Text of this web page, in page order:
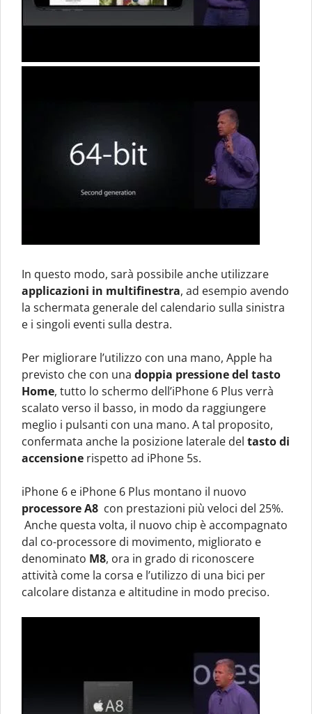
In questo modo, sarà possibile anche utilizzare
applicazioni in multifinestra, ad esempio avendo
la schermata generale del calendario sulla sinistra
e i singoli eventi sulla destra.
Per migliorare l’utilizzo con una mano, Apple ha
previsto che con una doppia pressione del tasto
Home, tutto lo schermo dell’iPhone 6 Plus verrà
scalato verso il basso, in modo da raggiungere
meglio i pulsanti con una mano. A tal proposito,
confermata anche la posizione laterale del tasto di
accensione rispetto ad iPhone 5s.
iPhone 6 e iPhone 6 Plus montano il nuovo
processore A8 con prestazioni più veloci del 25%.
Anche questa volta, il nuovo chip è accompagnato
dal co-processore di movimento, migliorato e
denominato M8, ora in grado di riconoscere
attività come la corsa e l’utilizzo di una bici per
calcolare distanza e altitudine in modo preciso.